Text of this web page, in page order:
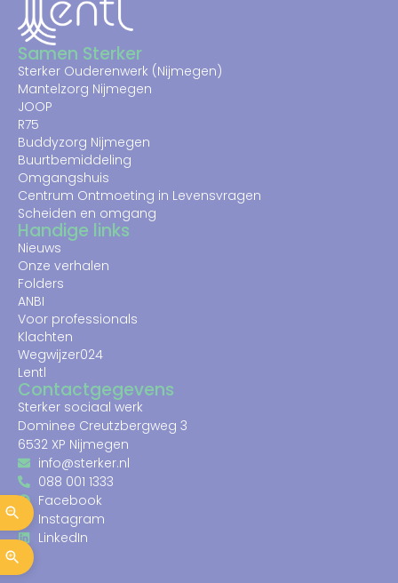
Samen Sterker
Sterker Ouderenwerk (Nijmegen)
Mantelzorg Nijmegen
JOOP
R75
Buddyzorg Nijmegen
Buurtbemiddeling
Omgangshuis
Centrum Ontmoeting in Levensvragen
Scheiden en omgang
Handige links
Nieuws
Onze verhalen
Folders
ANBI
Voor professionals
Klachten
Wegwijzer024
Lentl
Contactgegevens
Sterker sociaal werk
Dominee Creutzbergweg 3
6532 XP Nijmegen
info@sterker.nl
088 001 1333
Facebook
Instagram
LinkedIn